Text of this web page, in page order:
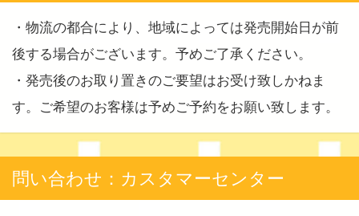
・物流の都合により、地域によっては発売開始日が前
後する場合がございます。予めご了承ください。
・発売後のお取り置きのご要望はお受け致しかねま
す。ご希望のお客様は予めご予約をお願い致します。
問い合わせ：カスタマーセンター